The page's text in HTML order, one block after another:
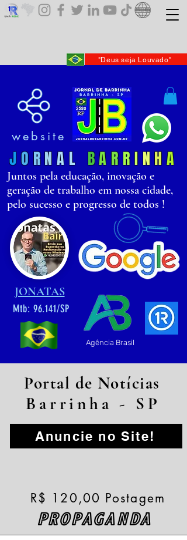
"Deus seja Louvado"
website
JO RNAL BARRI NHA
Juntos pela educação, inovação e
geração de trabalho em nossa cidade,
pelo sucesso e progresso de todos !
JONATAS
Mtb: 96.141/SP
Agência Brasil
Anuncie no Site!
PROPAGANDA
R$ 120,00 Postagem
Barrinha - SP
Portal de Notícias